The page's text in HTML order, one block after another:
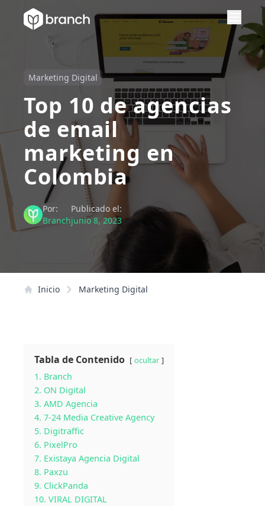
Marketing Digital
Top 10 de agencias
de email
marketing en
Colombia
Por:
Branch
Publicado el:
junio 8, 2023
Inicio Marketing Digital
Tabla de Contenido ocultar
1. Branch
2. ON Digital
3. AMD Agencia
4. 7-24 Media Creative Agency
5. Digitraffic
6. PixelPro
7. Existaya Agencia Digital
8. Paxzu
9. ClickPanda
10. VIRAL DIGITAL